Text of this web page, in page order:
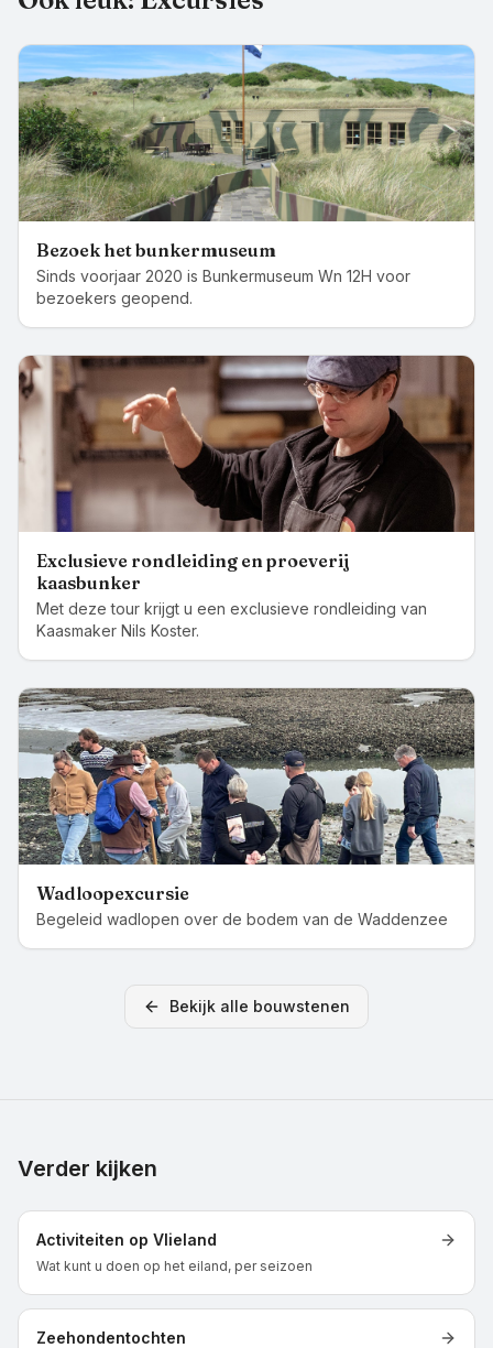
Bezoek het bunkermuseum
Sinds voorjaar 2020 is Bunkermuseum Wn 12H voor
bezoekers geopend.
Exclusieve rondleiding en proeverij
kaasbunker
Met deze tour krijgt u een exclusieve rondleiding van
Kaasmaker Nils Koster.
Wadloopexcursie
Begeleid wadlopen over de bodem van de Waddenzee
Bekijk alle bouwstenen
Verder kijken
Activiteiten op Vlieland
Wat kunt u doen op het eiland, per seizoen
Zeehondentochten